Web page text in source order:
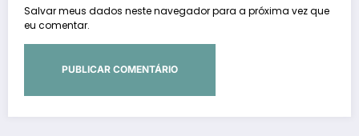
Salvar meus dados neste navegador para a próxima vez que
eu comentar.